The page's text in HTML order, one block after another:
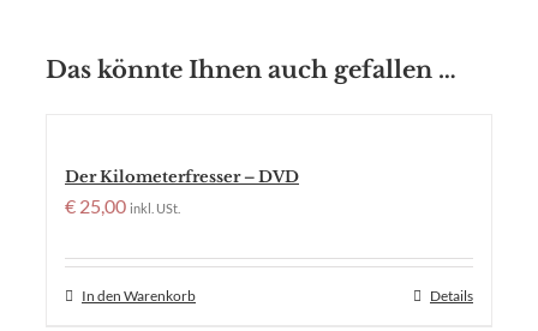
Das könnte Ihnen auch gefallen …
Der Kilometerfresser – DVD
€ 25,00 inkl. USt.
In den Warenkorb Details